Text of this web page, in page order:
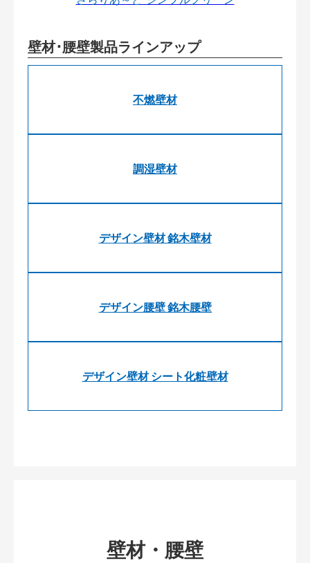
壁材･腰壁製品ラインアップ
不燃壁材
調湿壁材
デザイン壁材 銘木壁材
デザイン腰壁 銘木腰壁
デザイン壁材 シート化粧壁材
壁材・腰壁